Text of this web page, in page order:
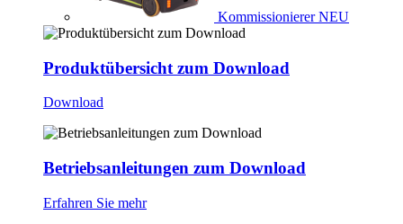
Kommissionierer NEU
Produktübersicht zum Download
Download
Betriebsanleitungen zum Download
Erfahren Sie mehr